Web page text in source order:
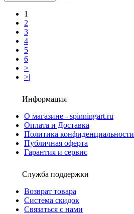
1
2
3
4
5
6
>
>|
Информация
О магазине - spinningart.ru
Оплата и Доставка
Политика конфиденциальности
Публичная оферта
Гарантия и сервис
Служба поддержки
Возврат товара
Система скидок
Связаться с нами